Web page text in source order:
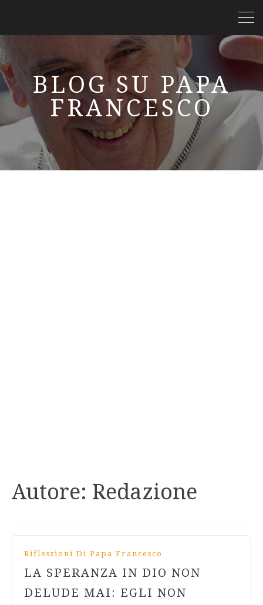
BLOG SU PAPA
FRANCESCO
Autore: Redazione
Riflessioni Di Papa Francesco
LA SPERANZA IN DIO NON
DELUDE MAI: EGLI NON